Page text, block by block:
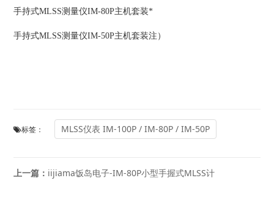
手持式MLSS测量仪IM-80P主机套装*
手持式MLSS测量仪IM-50P主机套装注）
标签： MLSS仪表 IM-100P / IM-80P / IM-50P
上一篇： iijiama饭岛电子-IM-80P小型手握式MLSS计